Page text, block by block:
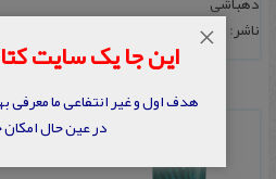
ناشر: افکار
شناخت
این جا یک سایت
هدف اول و غیر انتفاعی ما معرفی
در عین حال
×